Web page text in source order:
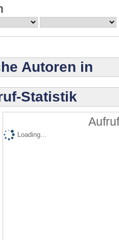
Autoren in
Statistik
Loading...